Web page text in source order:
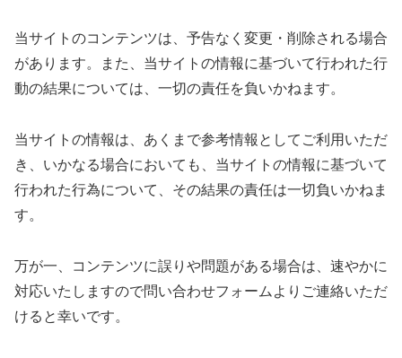
当サイトのコンテンツは、予告なく変更・削除される場合
があります。また、当サイトの情報に基づいて行われた行
動の結果については、一切の責任を負いかねます。
当サイトの情報は、あくまで参考情報としてご利用いただ
き、いかなる場合においても、当サイトの情報に基づいて
行われた行為について、その結果の責任は一切負いかねま
す。
万が一、コンテンツに誤りや問題がある場合は、速やかに
対応いたしますので問い合わせフォームよりご連絡いただ
けると幸いです。